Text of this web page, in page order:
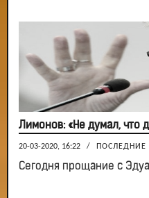
Лимонов: «Не думал, что
20-03-2020, 16:22 / ПОСЛЕДНИЕ
Сегодня прощание с